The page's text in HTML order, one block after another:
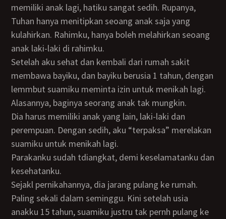
memiliki anak lagi, hatiku sangat sedih. Rupanya,
Tuhan hanya menitipkan seoang anak saja yang
kulahirkan. Rahimku, hanya boleh melahirkan seoang
anak laki-laki di rahimku.
Setelah aku sehat dan kembali dari rumah sakit
membawa bayiku, dan bayiku berusia 1 tahun, dengan
lemmbut suamiku meminta izin untuk menikah lagi.
Alasannya, baginya seorang anak tak mungkin.
Dia harus memiliki anak yang lain, laki-laki dan
perempuan. Dengan sedih, aku “terpaksa” merelakan
suamiku untuk menikah lagi.
Parakanku sudah tdiangkat, demi keselamatanku dan
kesehatanku.
Sejakl pernikahannya, dia jarang pulang ke rumah.
Paling sekali dalam seminggu. Kini setelah usia
anakku 15 tahun, suamiku justru tak pernh pulang ke